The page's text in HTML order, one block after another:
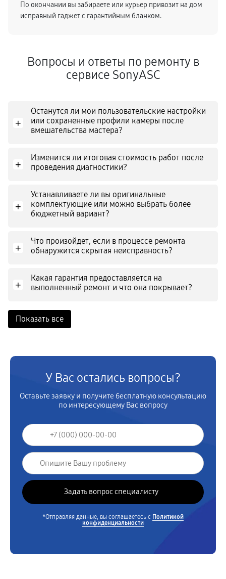
По окончании вы забираете или курьер привозит на дом
исправный гаджет с гарантийным бланком.
Вопросы и ответы по ремонту в
сервисе SonyASC
+
Останутся ли мои пользовательские настройки
или сохраненные профили камеры после
вмешательства мастера?
+
Изменится ли итоговая стоимость работ после
проведения диагностики?
+
Устанавливаете ли вы оригинальные
комплектующие или можно выбрать более
бюджетный вариант?
+
Что произойдет, если в процессе ремонта
обнаружится скрытая неисправность?
+
Какая гарантия предоставляется на
выполненный ремонт и что она покрывает?
Показать все
У Вас остались вопросы?
Оставьте заявку и получите бесплатную консультацию
по интересующему Вас вопросу
*Отправляя данные, вы соглашаетесь с Политикой
конфиденциальности